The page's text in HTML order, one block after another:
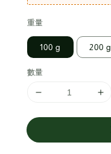
重量
100 g 200 g
數量